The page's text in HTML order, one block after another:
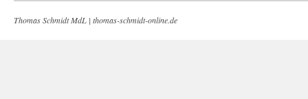
Thomas Schmidt MdL | thomas-schmidt-online.de